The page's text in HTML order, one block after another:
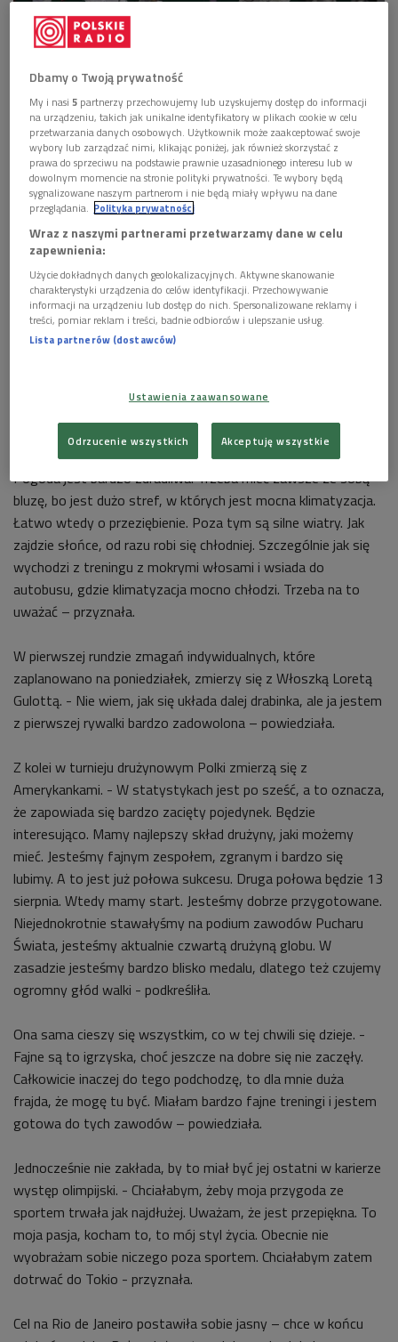
Aleksandra Socha Foto: www.olasocha.pl
- Mam same złote wspomnienia z Rio de Janeiro i mam
nadzieję, że tak zostanie – zaznaczyła.
- Fajnie tu jest. Cieszę się wszystkim naokoło. Plansze już
gotowe do rywalizacji, ale w budynku zawodów jeszcze nie
byliśmy. Sala jest zamknięta i nawet tam przebywać nie
można. Treningi mamy zaraz obok wioski olimpijskiej i
możemy pieszo tam dojść. Cudownie. Nie tracimy czasu na
dojazdy. W sobotę jest plan, by odwiedzić salę szermierczą.
która wystąpi w turnieju indywidualnym i drużynowym.
Najważniejsze jednak jest, że nikt z ekipy szermierczej nie
narzeka na zdrowie. - Nie dajemy się wszelkim zarazkom.
Pogoda jest bardzo zdradliwa. Trzeba mieć zawsze ze sobą
bluzę, bo jest dużo stref, w których jest mocna klimatyzacja.
Łatwo wtedy o przeziębienie. Poza tym są silne wiatry. Jak
zajdzie słońce, od razu robi się chłodniej. Szczególnie jak się
wychodzi z treningu z mokrymi włosami i wsiada do
autobusu, gdzie klimatyzacja mocno chłodzi. Trzeba na to
uważać – przyznała.
W pierwszej rundzie zmagań indywidualnych, które
zaplanowano na poniedziałek, zmierzy się z Włoszką Loretą
Gulottą. - Nie wiem, jak się układa dalej drabinka, ale ja jestem
z pierwszej rywalki bardzo zadowolona – powiedziała.
Z kolei w turnieju drużynowym Polki zmierzą się z
Amerykankami. - W statystykach jest po sześć, a to oznacza,
że zapowiada się bardzo zacięty pojedynek. Będzie
interesująco. Mamy najlepszy skład drużyny, jaki możemy
mieć. Jesteśmy fajnym zespołem, zgranym i bardzo się
lubimy. A to jest już połowa sukcesu. Druga połowa będzie 13
sierpnia. Wtedy mamy start. Jesteśmy dobrze przygotowane.
Niejednokrotnie stawałyśmy na podium zawodów Pucharu
Świata, jesteśmy aktualnie czwartą drużyną globu. W
zasadzie jesteśmy bardzo blisko medalu, dlatego też czujemy
ogromny głód walki - podkreśliła.
Ona sama cieszy się wszystkim, co w tej chwili się dzieje. -
Fajne są to igrzyska, choć jeszcze na dobre się nie zaczęły.
Całkowicie inaczej do tego podchodzę, to dla mnie duża
frajda, że mogę tu być. Miałam bardzo fajne treningi i jestem
gotowa do tych zawodów – powiedziała.
Jednocześnie nie zakłada, by to miał być jej ostatni w karierze
występ olimpijski. - Chciałabym, żeby moja przygoda ze
sportem trwała jak najdłużej. Uważam, że jest przepiękna. To
moja pasja, kocham to, to mój styl życia. Obecnie nie
wyobrażam sobie niczego poza sportem. Chciałabym zatem
dotrwać do Tokio - przyznała.
Cel na Rio de Janeiro postawiła sobie jasny – chce w końcu
Dbamy o Twoją prywatność
My i nasi5 partnerzy przechowujemy lub uzyskujemy dostęp do informacji
na urządzeniu, takich jak unikalne identyfikatory w plikach cookie w celu
przetwarzania danych osobowych. Użytkownik może zaakceptować swoje
wybory lub zarządzać nimi, klikając poniżej, jak również skorzystać z
prawa do sprzeciwu na podstawie prawnie uzasadnionego interesu lub w
dowolnym momencie na stronie polityki prywatności. Te wybory będą
sygnalizowane naszym partnerom i nie będą miały wpływu na dane
przeglądania. Polityka prywatności
Wraz z naszymi partnerami przetwarzamy dane w celu
zapewnienia:
Użycie dokładnych danych geolokalizacyjnych. Aktywne skanowanie
charakterystyki urządzenia do celów identyfikacji. Przechowywanie
informacji na urządzeniu lub dostęp do nich. Spersonalizowane reklamy i
treści, pomiar reklam i treści, badnie odbiorców i ulepszanie usług.
Lista partnerów (dostawców)
Ustawienia zaawansowane
Odrzucenie wszystkich Akceptuję wszystkie